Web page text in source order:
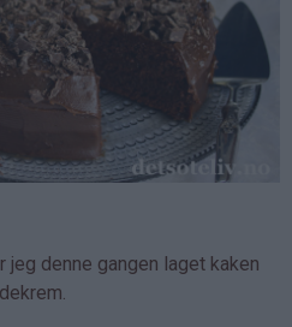
jeg denne gangen laget kaken